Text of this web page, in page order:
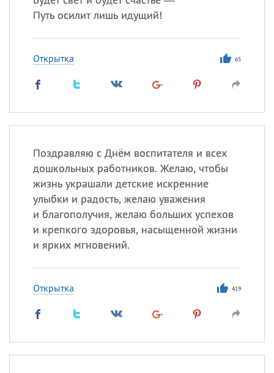
Путь осилит лишь идущий!
Открытка 65
Поздравляю с Днём воспитателя и всех
дошкольных работников. Желаю, чтобы
жизнь украшали детские искренние
улыбки и радость, желаю уважения
и благополучия, желаю больших успехов
и крепкого здоровья, насыщенной жизни
и ярких мгновений.
Открытка 419